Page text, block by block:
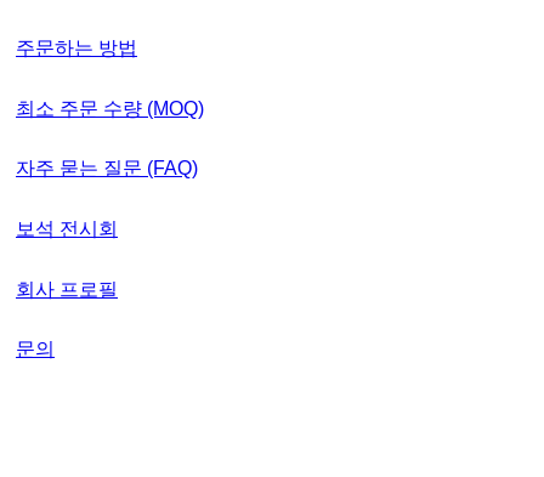
주문하는 방법
최소 주문 수량 (MOQ)
자주 묻는 질문 (FAQ)
보석 전시회
회사 프로필
문의